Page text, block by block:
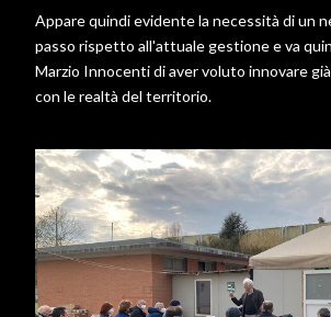
Appare quindi evidente la necessità di un
passo rispetto all'attuale gestione e va
Marzio Innocenti di aver voluto innovare
con le realtà del territorio.